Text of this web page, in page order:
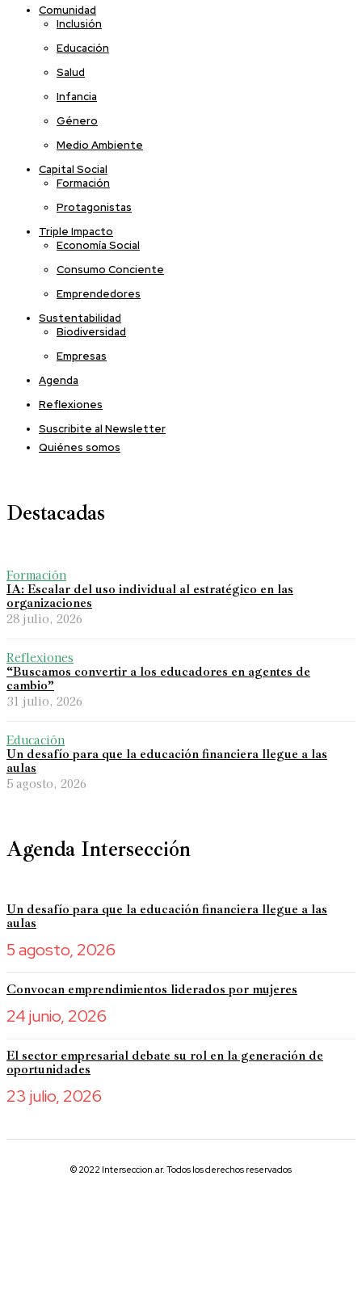
Comunidad
Inclusión
Educación
Salud
Infancia
Género
Medio Ambiente
Capital Social
Formación
Protagonistas
Triple Impacto
Economía Social
Consumo Conciente
Emprendedores
Sustentabilidad
Biodiversidad
Empresas
Agenda
Reflexiones
Suscribite al Newsletter
Quiénes somos
Destacadas
Formación
IA: Escalar del uso individual al estratégico en las
organizaciones
28 julio, 2026
Reflexiones
“Buscamos convertir a los educadores en agentes de
cambio”
31 julio, 2026
Educación
Un desafío para que la educación financiera llegue a las
aulas
5 agosto, 2026
Agenda Intersección
Un desafío para que la educación financiera llegue a las
aulas
5 agosto, 2026
Convocan emprendimientos liderados por mujeres
24 junio, 2026
El sector empresarial debate su rol en la generación de
oportunidades
23 julio, 2026
© 2022 Interseccion.ar. Todos los derechos reservados